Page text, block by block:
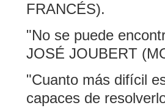
FRANCÉS).
"No se puede
JOSÉ JOUBERT
"Cuanto más difícil
capaces de